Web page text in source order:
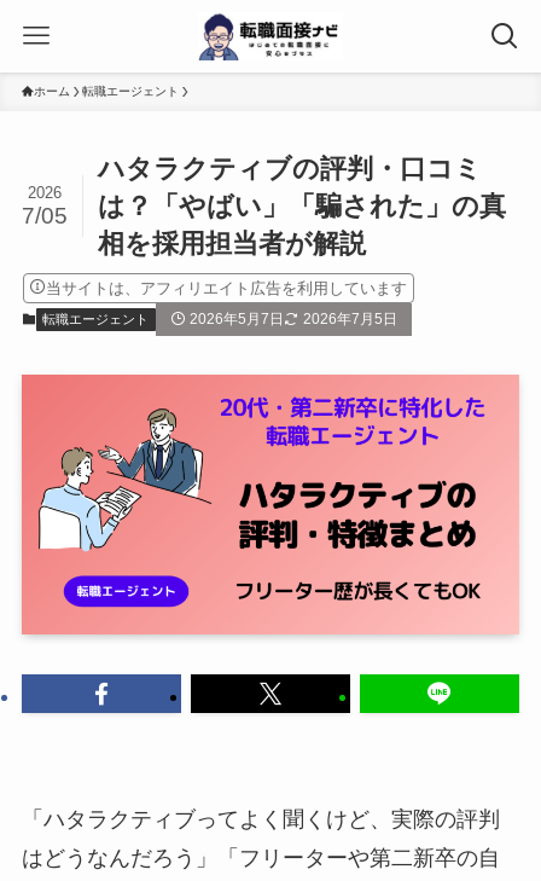
ホーム 転職エージェント
ハタラクティブの評判・口コミ
は？「やばい」「騙された」の真
相を採用担当者が解説
2026
7/05
当サイトは、アフィリエイト広告を利用しています
転職エージェント 2026年5月7日 2026年7月5日
「ハタラクティブってよく聞くけど、実際の評判
はどうなんだろう」「フリーターや第二新卒の自